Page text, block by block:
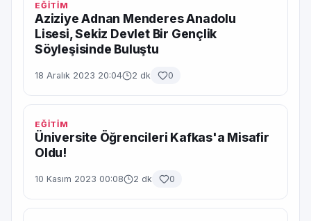
EĞİTİM
Aziziye Adnan Menderes Anadolu
Lisesi, Sekiz Devlet Bir Gençlik
Söyleşisinde Buluştu
18 Aralık 2023 20:04 2 dk 0
EĞİTİM
Üniversite Öğrencileri Kafkas'a Misafir
Oldu!
10 Kasım 2023 00:08 2 dk 0